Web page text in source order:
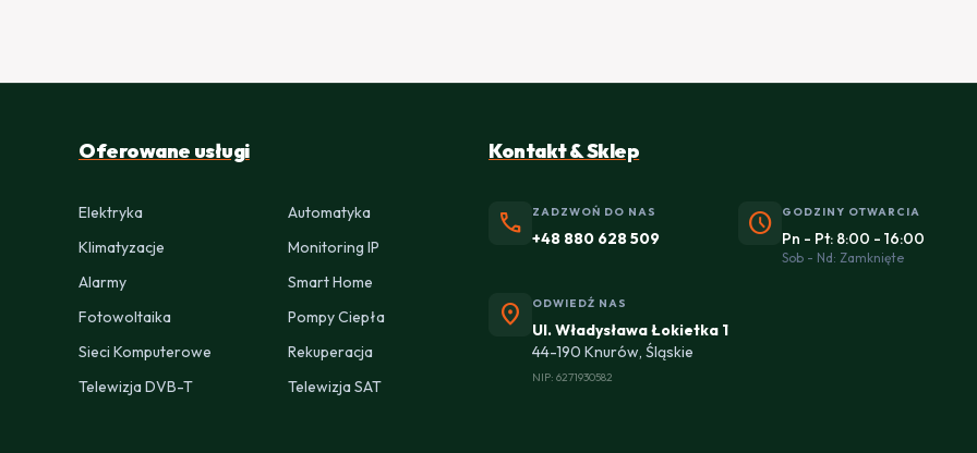
Oferowane usługi
Elektryka
Automatyka
Klimatyzacje
Monitoring IP
Alarmy
Smart Home
Fotowoltaika
Pompy Ciepła
Sieci Komputerowe
Rekuperacja
Telewizja DVB-T
Telewizja SAT
Kontakt & Sklep
phone ZADZWOŃ DO NAS
+48 880 628 509 schedule GODZINY OTWARCIA
Pn - Pt: 8:00 - 16:00
Sob - Nd: Zamknięte
location_on ODWIEDŹ NAS
Ul. Władysława Łokietka 1
44-190 Knurów, Śląskie
NIP: 6271930582